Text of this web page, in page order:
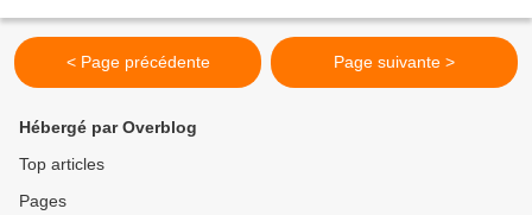
< Page précédente Page suivante >
Hébergé par Overblog
Top articles
Pages